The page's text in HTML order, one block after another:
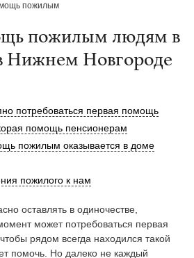
пожилым
пожилым людям в
Нижнем Новгороде
потребоваться первая помощь
помощь пенсионерам
пожилым оказывается в доме
пожилого к нам
оставлять в одиночестве,
может потребоваться первая
рядом всегда находился такой
помочь. Но далеко не каждый